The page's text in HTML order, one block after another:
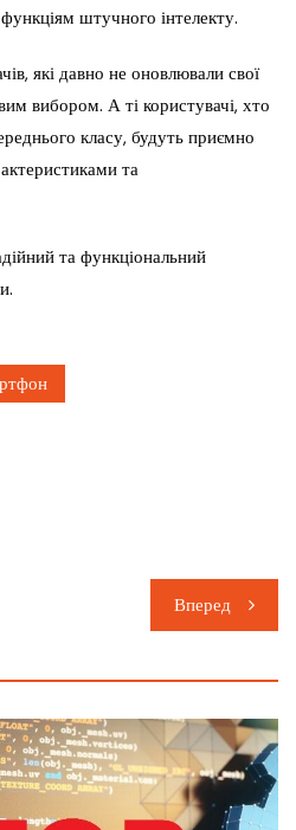
штучного інтелекту.
які давно не оновлювали свої
вибором. А ті користувачі, хто
класу, будуть приємно
та
та функціональний
Вперед